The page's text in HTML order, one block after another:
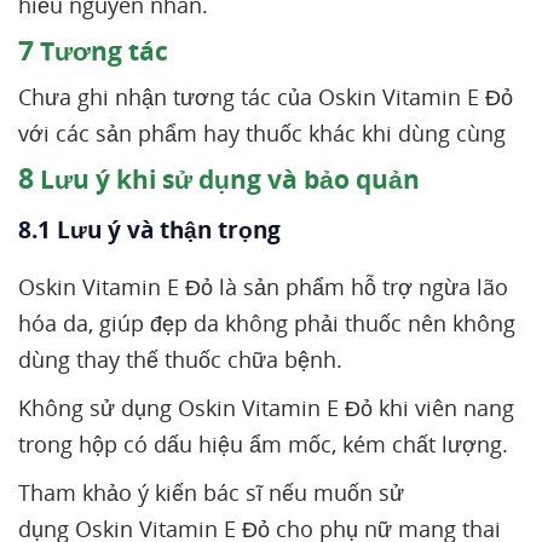
7Tương tác
Chưa ghi nhận tương tác của Oskin Vitamin E Đỏ
với các sản phẩm hay thuốc khác khi dùng cùng
8 Lưu ý khi sử dụng và bảo quản
8.1 Lưu ý và thận trọng
Oskin Vitamin E Đỏ là sản phẩm hỗ trợ ngừa lão
hóa da, giúp đẹp da không phải thuốc nên không
dùng thay thế thuốc chữa bệnh.
Không sử dụng Oskin Vitamin E Đỏ khi viên nang
trong hộp có dấu hiệu ẩm mốc, kém chất lượng.
Tham khảo ý kiến bác sĩ nếu muốn sử
dụng Oskin Vitamin E Đỏ cho phụ nữ mang thai